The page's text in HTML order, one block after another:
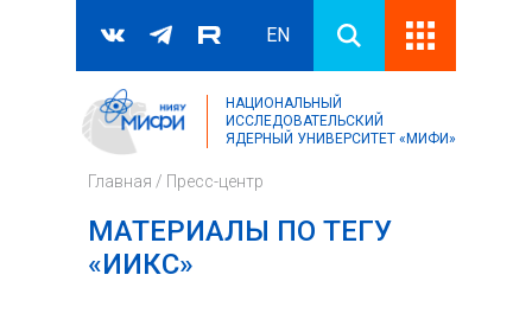
Форма поиска
Поиск
EN
НАЦИОНАЛЬНЫЙ
ИССЛЕДОВАТЕЛЬСКИЙ
ЯДЕРНЫЙ УНИВЕРСИТЕТ «МИФИ»
Главная / Пресс-центр
МАТЕРИАЛЫ ПО ТЕГУ
«ИИКС»